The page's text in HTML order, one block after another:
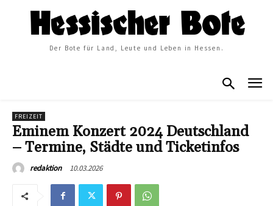
Der Bote für Land, Leute und Leben in Hessen.
FREIZEIT
Eminem Konzert 2024 Deutschland
– Termine, Städte und Ticketinfos
redaktion 10.03.2026